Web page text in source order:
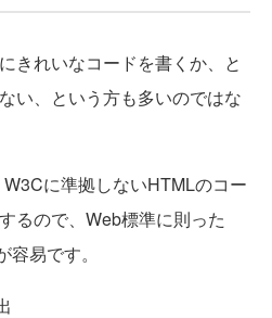
きれいなコードを書くか、と
い、という方も多いのではな
に準拠しないHTMLのコー
るので、Web標準に則った
易です。